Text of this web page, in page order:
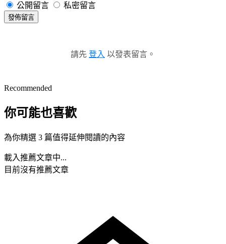
公開留言 私密留言
發佈留言
請先 登入 以發表留言。
Recommended
你可能也喜歡
為你精選 3 篇值得延伸閱讀的內容
載入推薦文章中...
目前沒有推薦文章